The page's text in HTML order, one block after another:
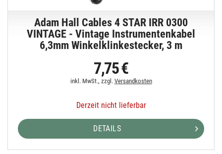
Adam Hall Cables 4 STAR IRR 0300
VINTAGE - Vintage Instrumentenkabel
6,3mm Winkelklinkestecker, 3 m
7,75 €
inkl. MwSt., zzgl. Versandkosten
Derzeit nicht lieferbar
DETAILS